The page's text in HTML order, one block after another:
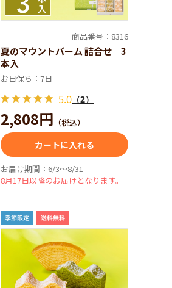
商品番号：8316
夏のマウントバーム 詰合せ 3
本入
お日保ち：7日
5.0 （2）
2,808円 （税込）
カートに入れる
お届け期間：6/3～8/31
8月17日以降のお届けとなります。